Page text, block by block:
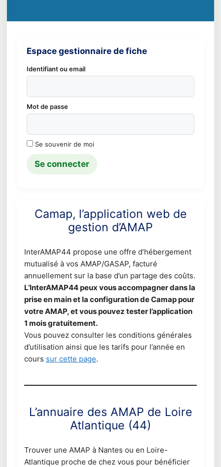
Espace gestionnaire de fiche
Identifiant ou email
Mot de passe
Se souvenir de moi
Camap, l’application web de
gestion d’AMAP
InterAMAP44 propose une offre d’hébergement
mutualisé à vos AMAP/GASAP, facturé
annuellement sur la base d’un partage des coûts.
L’InterAMAP44 peux vous accompagner dans la
prise en main et la configuration de Camap pour
votre AMAP, et vous pouvez tester l’application
1 mois gratuitement.
Vous pouvez consulter les conditions générales
d’utilisation ainsi que les tarifs pour l’année en
cours sur cette page.
L’annuaire des AMAP de Loire
Atlantique (44)
Trouver une AMAP à Nantes ou en Loire-
Atlantique proche de chez vous pour bénéficier